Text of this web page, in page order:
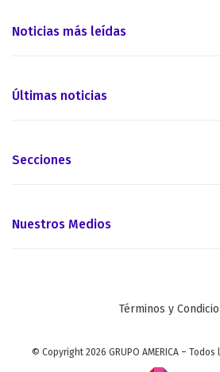
Noticias más leídas
Últimas noticias
Secciones
Nuestros Medios
Términos y
© Copyright 2026 GRUPO AMERICA –